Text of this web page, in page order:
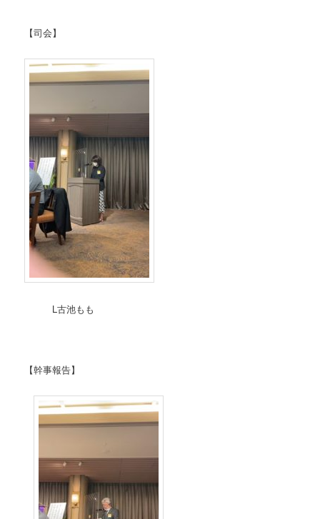
【司会】
L古池もも
【幹事報告】